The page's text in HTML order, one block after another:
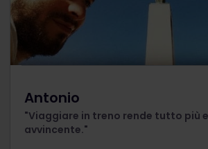
Antonio
"Viaggiare in treno rende tutto più
avvincente."